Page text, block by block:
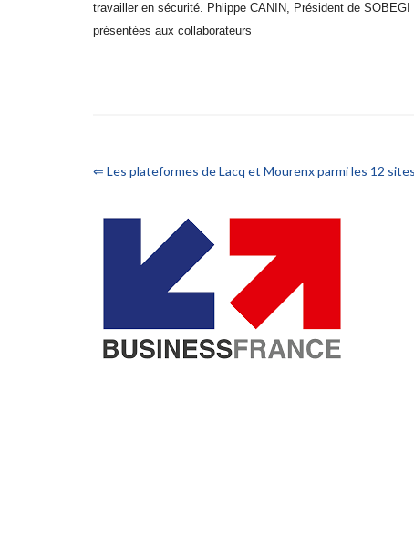
travailler en sécurité. Phlippe CANIN, Président de
présentées aux collaborateurs
⇐ Les plateformes de Lacq et Mourenx parmi les 12